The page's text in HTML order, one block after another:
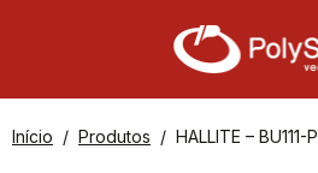
Início Produtos HALLITE – BU111-P